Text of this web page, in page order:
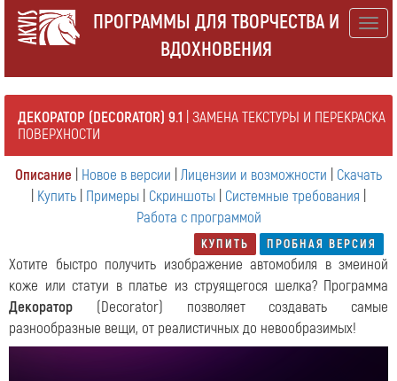
ПРОГРАММЫ ДЛЯ ТВОРЧЕСТВА И
ВДОХНОВЕНИЯ
ДЕКОРАТОР (DECORATOR) 9.1 | ЗАМЕНА ТЕКСТУРЫ И ПЕРЕКРАСКА
ПОВЕРХНОСТИ
Описание Новое в версии Лицензии и возможности
Скачать
Купить Примеры Скриншоты Системные требования
Работа с программой
КУПИТЬ ПРОБНАЯ ВЕРСИЯ
Хотите быстро получить изображение автомобиля в змеиной
коже или статуи в платье из струящегося шелка? Программа
Декоратор (Decorator) позволяет создавать самые
разнообразные вещи, от реалистичных до невообразимых!